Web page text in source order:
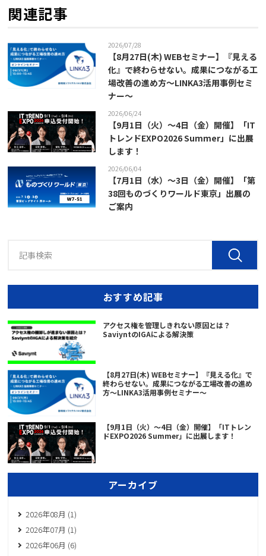
関連記事
2026/07/28
【8月27日(木) WEBセミナー】『見える
化』で終わらせない。成果につながる工
場改善の進め方～LINKA3活用事例セミ
ナー～
2026/06/24
【9月1日（火）～4日（金）開催】「IT
トレンドEXPO2026 Summer」に出展
します！
2026/06/04
【7月1日（水）～3日（金）開催】「第
38回ものづくりワールド東京」出展の
ご案内
おすすめ記事
アクセス権を管理しきれない原因とは？
SaviyntのIGAによる解決策
【8月27日(木) WEBセミナー】『見える化』で
終わらせない。成果につながる工場改善の進め
方～LINKA3活用事例セミナー～
【9月1日（火）～4日（金）開催】「ITトレン
ドEXPO2026 Summer」に出展します！
アーカイブ
2026年08月 (1)
2026年07月 (1)
2026年06月 (6)